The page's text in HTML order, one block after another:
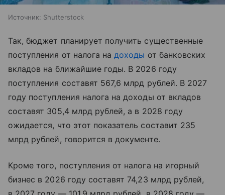
Источник: Shutterstock
Так, бюджет планирует получить существенные
поступления от налога надоходы от банковских
вкладов на ближайшие годы. В 2026 году
поступления составят 567,6 млрд рублей. В 2027
году поступления налога на доходы от вкладов
составят 305,4 млрд рублей, а в 2028 году
ожидается, что этот показатель составит 235
млрд рублей, говорится в документе.
Кроме того, поступления от налога на игорный
бизнес в 2026 году составят 74,23 млрд рублей,